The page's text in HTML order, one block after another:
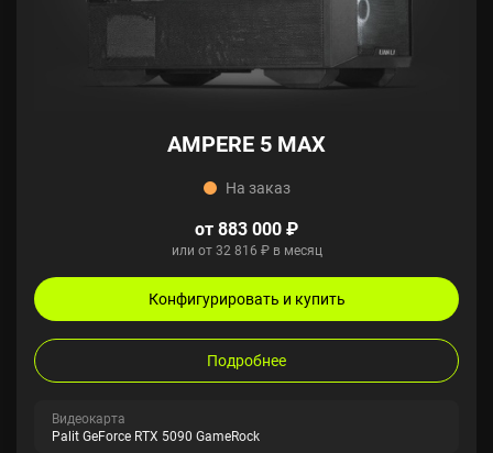
AMPERE 5 MAX
На заказ
от 883 000 ₽
или от 32 816 ₽ в месяц
Конфигурировать и купить
Подробнее
Видеокарта
Palit GeForce RTX 5090 GameRock